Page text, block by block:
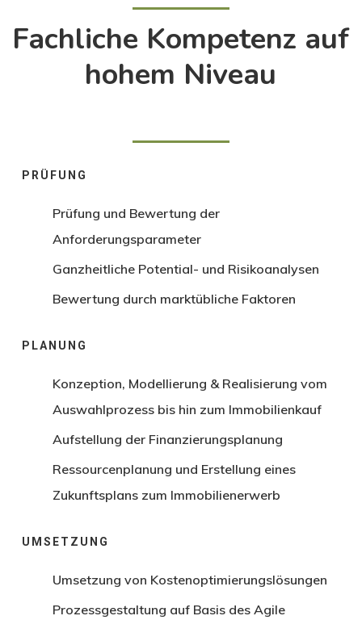
Fachliche Kompetenz auf
hohem Niveau
PRÜFUNG
Prüfung und Bewertung der
Anforderungsparameter
Ganzheitliche Potential- und Risikoanalysen
Bewertung durch marktübliche Faktoren
PLANUNG
Konzeption, Modellierung & Realisierung vom
Auswahlprozess bis hin zum Immobilienkauf
Aufstellung der Finanzierungsplanung
Ressourcenplanung und Erstellung eines
Zukunftsplans zum Immobilienerwerb
UMSETZUNG
Umsetzung von Kostenoptimierungslösungen
Prozessgestaltung auf Basis des Agile